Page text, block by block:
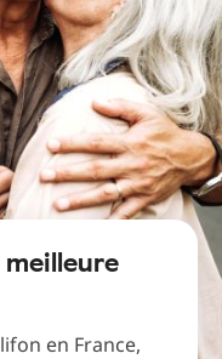
en France,